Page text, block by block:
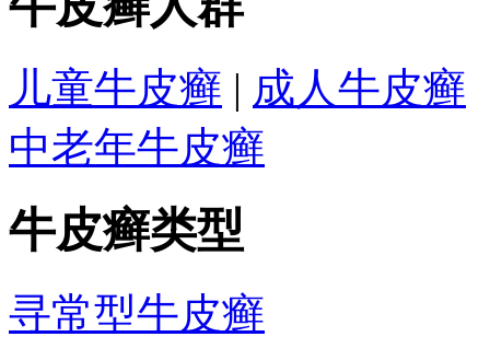
儿童牛皮癣 | 成人牛皮癣
中老年牛皮癣
牛皮癣类型
寻常型牛皮癣